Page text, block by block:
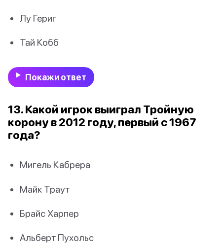
Лу Гериг
Тай Кобб
Покажи ответ
13. Какой игрок выиграл Тройную
корону в 2012 году, первый с 1967
года?
Мигель Кабрера
Майк Траут
Брайс Харпер
Альберт Пухольс